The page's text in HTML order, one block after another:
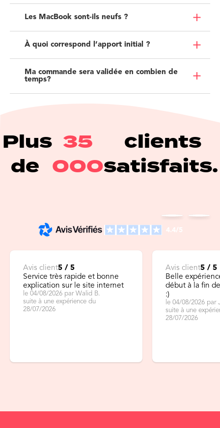
Les MacBook sont-ils neufs ?
À quoi correspond l’apport initial ?
Ma commande sera validée en combien de
temps?
Plus
de
35
000
clients
satisfaits.
4.4/5
Avis client5 / 5
Service très rapide et bonne
explication sur le site internet
le 04/08/2026 par Walid B.
suite à une expérience du
28/07/2026
Avis client5 / 5
Belle
début à la fin
:)
le 04/08/2026 par
suite à une
28/07/2026